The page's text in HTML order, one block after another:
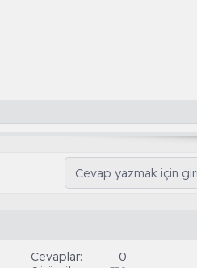
Cevap yazmak için
Cevaplar 0